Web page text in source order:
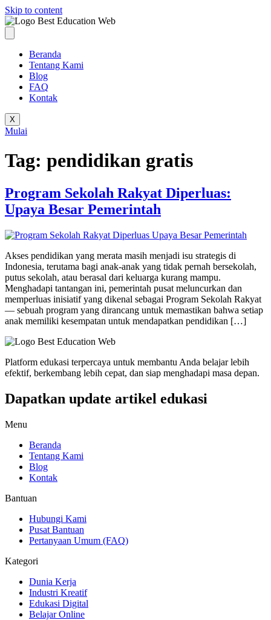
Skip to content
Beranda
Tentang Kami
Blog
FAQ
Kontak
X
Mulai
Tag: pendidikan gratis
Program Sekolah Rakyat Diperluas:
Upaya Besar Pemerintah
Akses pendidikan yang merata masih menjadi isu strategis di
Indonesia, terutama bagi anak-anak yang tidak pernah bersekolah,
putus sekolah, atau berasal dari keluarga kurang mampu.
Menghadapi tantangan ini, pemerintah pusat meluncurkan dan
memperluas inisiatif yang dikenal sebagai Program Sekolah Rakyat
— sebuah program yang dirancang untuk memastikan bahwa setiap
anak memiliki kesempatan untuk mendapatkan pendidikan […]
Platform edukasi terpercaya untuk membantu Anda belajar lebih
efektif, berkembang lebih cepat, dan siap menghadapi masa depan.
Dapatkan update artikel edukasi
Menu
Beranda
Tentang Kami
Blog
Kontak
Bantuan
Hubungi Kami
Pusat Bantuan
Pertanyaan Umum (FAQ)
Kategori
Dunia Kerja
Industri Kreatif
Edukasi Digital
Belajar Online